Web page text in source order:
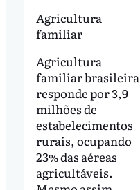
Agricultura
familiar
Agricultura
familiar brasileira
responde por 3,9
milhões de
estabelecimentos
rurais, ocupando
23% das aéreas
agricultáveis.